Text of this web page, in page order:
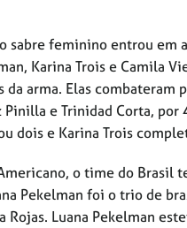
sabre feminino entrou em
Karina Trois e Camila
da arma. Elas
e Trinidad Corta,
dois e Karina Trois
o time do Brasil
Pekelman foi o trio de
Rojas. Luana Pekelman